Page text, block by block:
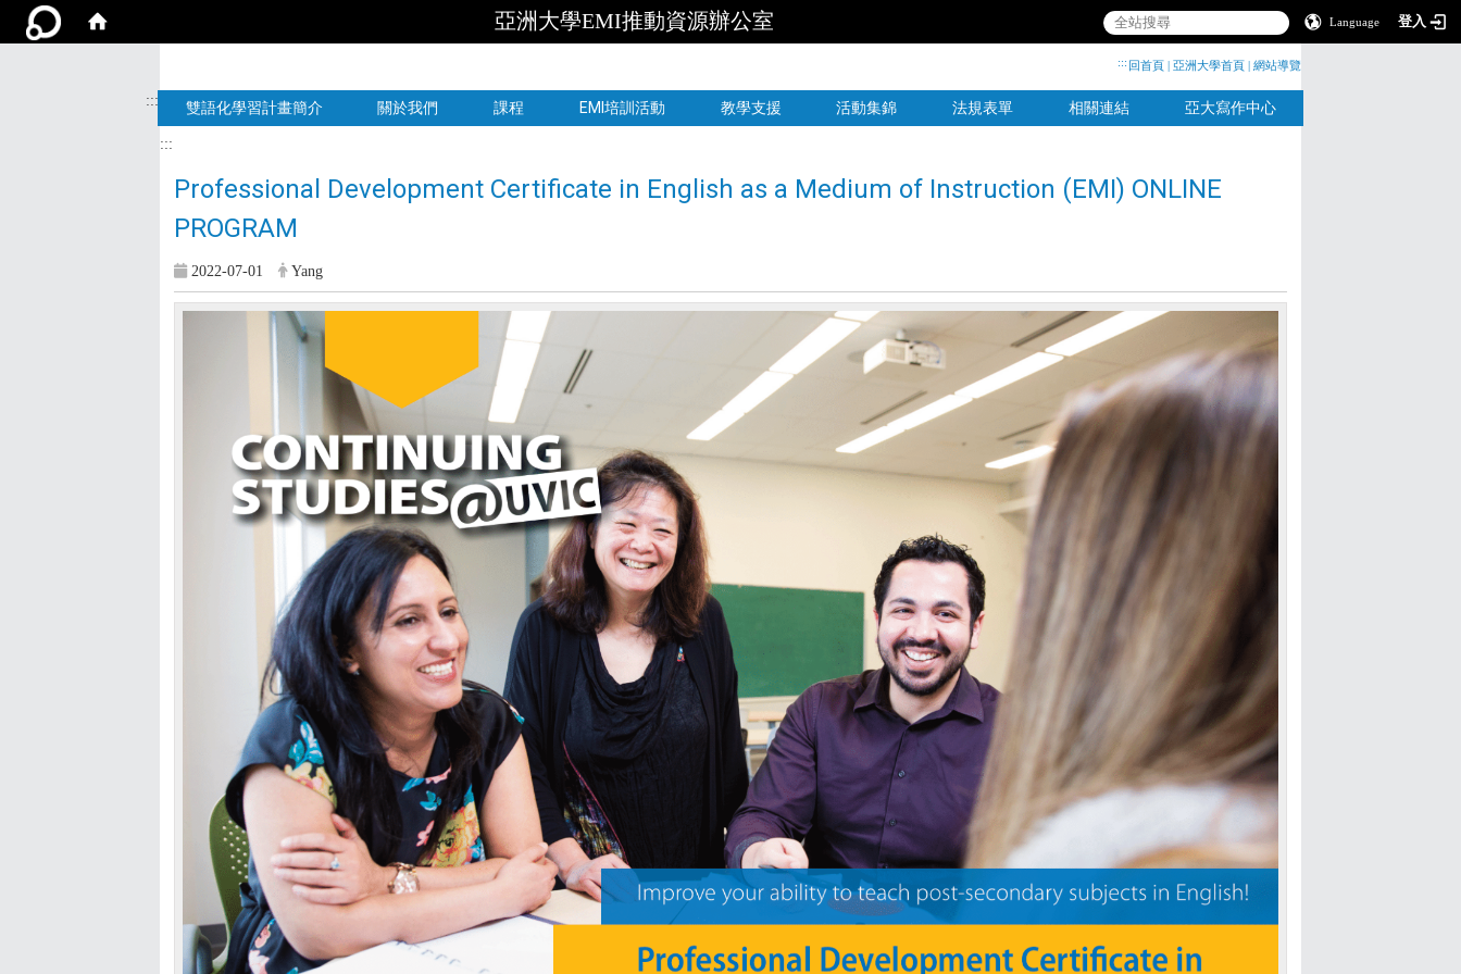
亞洲大學EMI推動資源辦公室 Language 登入
::: 回首頁 | 亞洲大學首頁 | 網站導覽
::: 雙語化學習計畫簡介 關於我們 課程 EMI培訓活動 教學支援 活動集錦 法規表單 相關連結 亞大寫作中心
:::
Professional Development Certificate in English as a Medium of Instruction (EMI) ONLINE
PROGRAM
2022-07-01 Yang